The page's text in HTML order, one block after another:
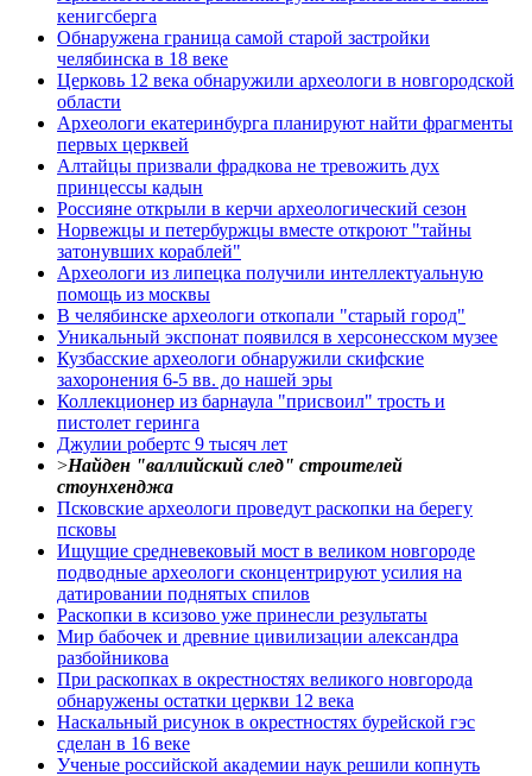
кенигсберга
Обнаружена граница самой старой застройки
челябинска в 18 веке
Церковь 12 века обнаружили археологи в новгородской
области
Археологи екатеринбурга планируют найти фрагменты
первых церквей
Алтайцы призвали фрадкова не тревожить дух
принцессы кадын
Россияне открыли в керчи археологический сезон
Норвежцы и петербуржцы вместе откроют "тайны
затонувших кораблей"
Археологи из липецка получили интеллектуальную
помощь из москвы
В челябинске археологи откопали "старый город"
Уникальный экспонат появился в херсонесском музее
Кузбасские археологи обнаружили скифские
захоронения 6-5 вв. до нашей эры
Коллекционер из барнаула "присвоил" трость и
пистолет геринга
Джулии робертс 9 тысяч лет
>Найден "валлийский след" строителей
стоунхенджа
Псковские археологи проведут раскопки на берегу
псковы
Ищущие средневековый мост в великом новгороде
подводные археологи сконцентрируют усилия на
датировании поднятых спилов
Раскопки в ксизово уже принесли результаты
Мир бабочек и древние цивилизации александра
разбойникова
При раскопках в окрестностях великого новгорода
обнаружены остатки церкви 12 века
Наскальный рисунок в окрестностях бурейской гэс
сделан в 16 веке
Ученые российской академии наук решили копнуть